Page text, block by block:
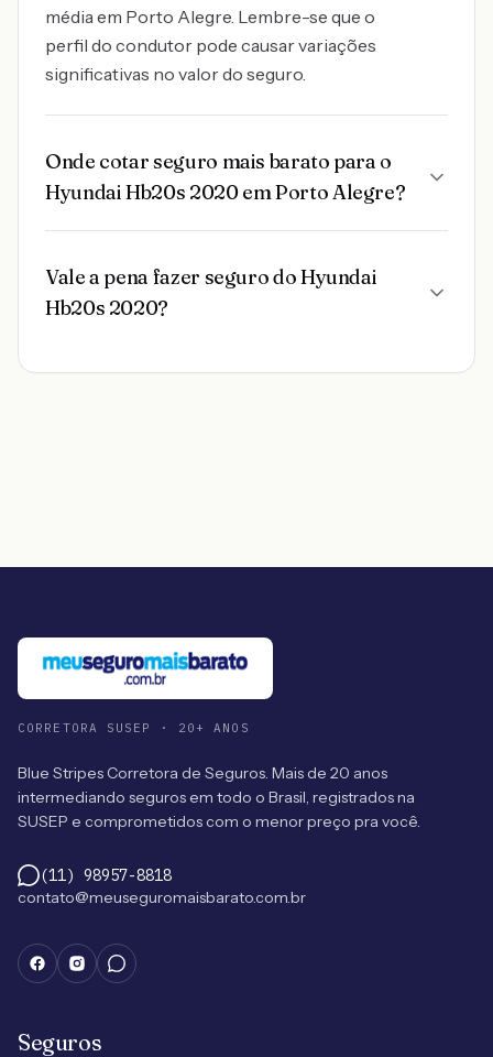
média em Porto Alegre. Lembre-se que o
perfil do condutor pode causar variações
significativas no valor do seguro.
Onde cotar seguro mais barato para o
Hyundai Hb20s 2020 em Porto Alegre?
Vale a pena fazer seguro do Hyundai
Hb20s 2020?
CORRETORA SUSEP · 20+ ANOS
Blue Stripes Corretora de Seguros. Mais de 20 anos
intermediando seguros em todo o Brasil, registrados na
SUSEP e comprometidos com o menor preço pra você.
(11) 98957-8818
contato@meuseguromaisbarato.com.br
Seguros